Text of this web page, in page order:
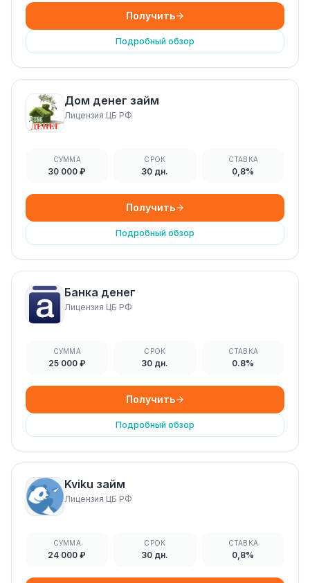
Получить
Подробный обзор
Дом денег займ
Лицензия ЦБ РФ
СУММА
30 000 ₽
СРОК
30 дн.
СТАВКА
0,8%
Получить
Подробный обзор
Банка денег
Лицензия ЦБ РФ
СУММА
25 000 ₽
СРОК
30 дн.
СТАВКА
0.8%
Получить
Подробный обзор
Kviku займ
Лицензия ЦБ РФ
СУММА
24 000 ₽
СРОК
30 дн.
СТАВКА
0,8%